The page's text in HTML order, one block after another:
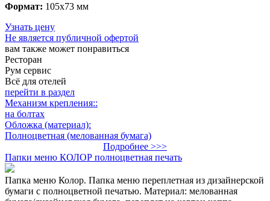
Формат: 105х73 мм
Узнать цену
Не является публичной офертой
вам также может понравиться
Ресторан
Рум сервис
Всё для отелей
перейти в раздел
Механизм крепления::
на болтах
Обложка (материал):
Полноцветная (мелованная бумага)
Подробнее >>>
Папки меню КОЛОР полноцветная печать
Папка меню Колор. Папка меню переплетная из дизайнерской
бумаги с полноцветной печатью. Материал: мелованная